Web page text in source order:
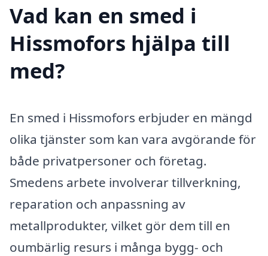
Vad kan en smed i
Hissmofors hjälpa till
med?
En smed i Hissmofors erbjuder en mängd
olika tjänster som kan vara avgörande för
både privatpersoner och företag.
Smedens arbete involverar tillverkning,
reparation och anpassning av
metallprodukter, vilket gör dem till en
oumbärlig resurs i många bygg- och